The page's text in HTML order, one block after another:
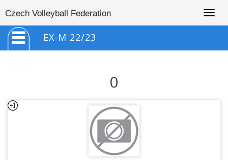
Czech Volleyball Federation
EX-M 22/23
0